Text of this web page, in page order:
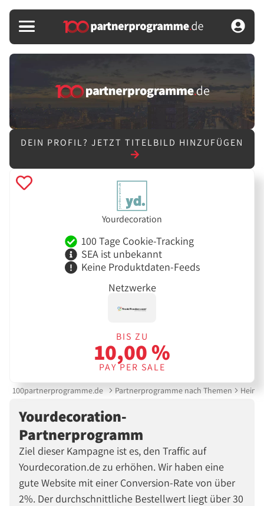
DEIN PROFIL? JETZT TITELBILD HINZUFÜGEN
Yourdecoration
100 Tage Cookie-Tracking
SEA ist unbekannt
Keine Produktdaten-Feeds
Netzwerke
BIS ZU
10,00 %
PAY PER SALE
100partnerprogramme.de Partnerprogramme nach Themen
Yourdecoration-
Partnerprogramm
Ziel dieser Kampagne ist es, den Traffic auf
Yourdecoration.de zu erhöhen. Wir haben eine
gute Website mit einer Conversion-Rate von über
2%. Der durchschnittliche Bestellwert liegt über 30